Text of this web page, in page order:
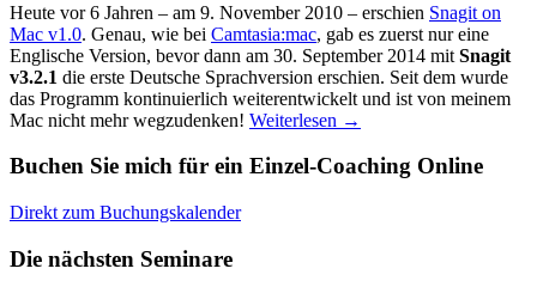
Heute vor 6 Jahren – am 9. November 2010 – erschien Snagit on
Mac v1.0. Genau, wie bei Camtasia:mac, gab es zuerst nur eine
Englische Version, bevor dann am 30. September 2014 mit Snagit
v3.2.1 die erste Deutsche Sprachversion erschien. Seit dem wurde
das Programm kontinuierlich weiterentwickelt und ist von meinem
Mac nicht mehr wegzudenken! Weiterlesen →
Buchen Sie mich für ein Einzel-Coaching Online
Direkt zum Buchungskalender
Die nächsten Seminare